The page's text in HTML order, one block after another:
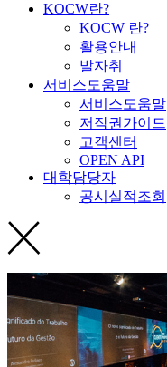
KOCW란?
KOCW 란?
활용안내
발자취
서비스도움말
서비스도움말
저작권가이드
고객센터
OPEN API
대학담당자
공시실적조회